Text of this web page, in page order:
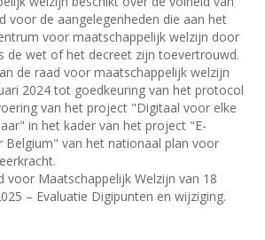
voor de aangelegenheden die aan het
voor maatschappelijk welzijn door
de wet of het decreet zijn toevertrouwd.
de raad voor maatschappelijk welzijn
2024 tot goedkeuring van het protocol
van het project "Digitaal voor elke
in het kader van het project "E-
Belgium" van het nationaal plan voor
voor Maatschappelijk Welzijn van 18
– Evaluatie Digipunten en wijziging.